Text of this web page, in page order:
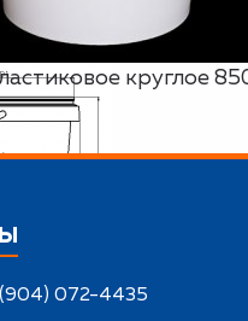
круглое
072-4435